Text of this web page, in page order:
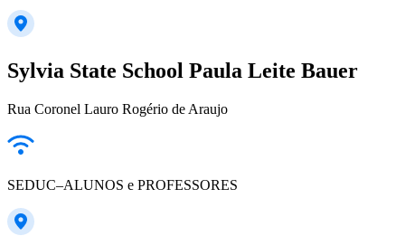
Sylvia State School Paula Leite Bauer
Rua Coronel Lauro Rogério de Araujo
SEDUC–ALUNOS e PROFESSORES